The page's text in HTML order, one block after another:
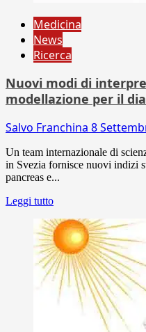
Medicina
News
Ricerca
Nuovi modi di
modellazione per il
Salvo Franchina 8
Un team internazionale di
in Svezia fornisce nuovi indizi
pancreas e...
Leggi tutto